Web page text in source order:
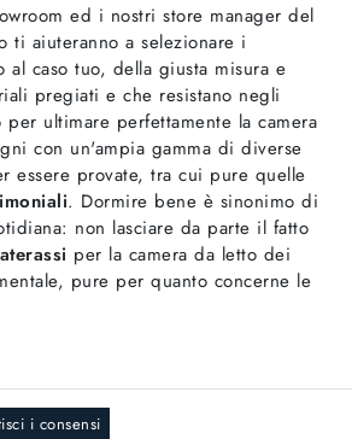
ed i nostri store manager del
ti aiuteranno a selezionare i
al caso tuo, della giusta misura e
pregiati e che resistano negli
ultimare perfettamente la camera
con un'ampia gamma di diverse
essere provate, tra cui pure quelle
. Dormire bene è sinonimo di
non lasciare da parte il fatto
per la camera da letto dei
pure per quanto concerne le
i consensi